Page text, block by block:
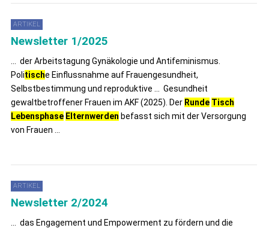
ARTIKEL
Newsletter 1/2025
... der Arbeitstagung Gynäkologie und Antifeminismus.
Politische Einflussnahme auf Frauengesundheit,
Selbstbestimmung und reproduktive ... Gesundheit
gewaltbetroffener Frauen im AKF (2025). Der Runde Tisch
Lebensphase Elternwerden befasst sich mit der Versorgung
von Frauen ...
ARTIKEL
Newsletter 2/2024
... das Engagement und Empowerment zu fördern und die